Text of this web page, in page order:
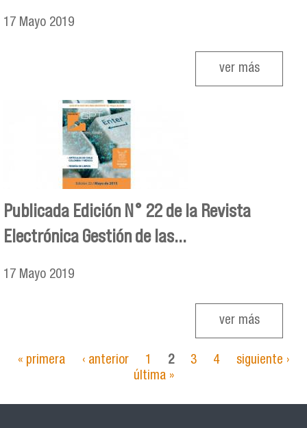
17 Mayo 2019
ver más
Publicada Edición N° 22 de la Revista
Electrónica Gestión de las...
17 Mayo 2019
ver más
« primera ‹ anterior 1 2 3 4
siguiente ›
última »